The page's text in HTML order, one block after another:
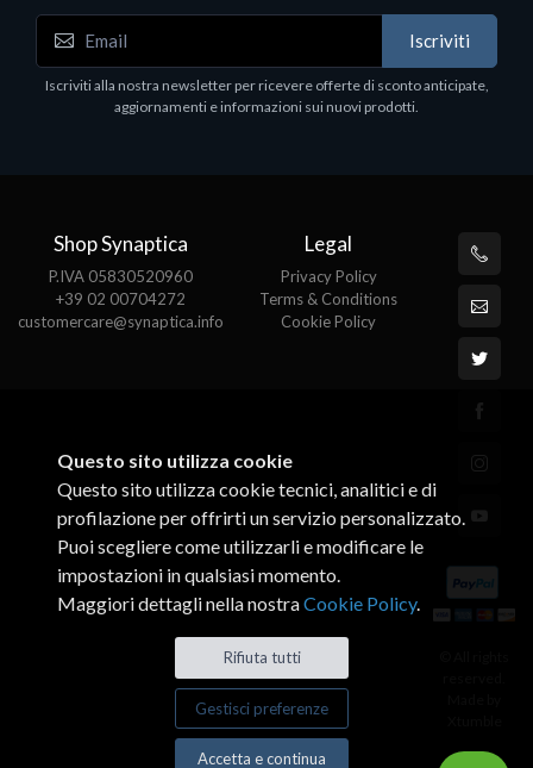
WD_BLACK SN850X NVMe SSD
WDBB9H0020BNC - SSD - 2 TB - interno - M.2
2280 - PCIe 4.0 (NVMe) - dissipatore integrato -
nero
Iscriviti
Iscriviti alla nostra newsletter per ricevere offerte di sconto anticipate,
aggiornamenti e informazioni sui nuovi prodotti.
Shop Synaptica
P.IVA 05830520960
+39 02 00704272
customercare@synaptica.info
Legal
Privacy Policy
Terms & Conditions
Cookie Policy
Questo sito utilizza cookie
Questo sito utilizza cookie tecnici, analitici e di
profilazione per offrirti un servizio personalizzato.
Puoi scegliere come utilizzarli e modificare le
impostazioni in qualsiasi momento.
Maggiori dettagli nella nostraCookie Policy.
Rifiuta tutti
Gestisci preferenze
Accetta e continua